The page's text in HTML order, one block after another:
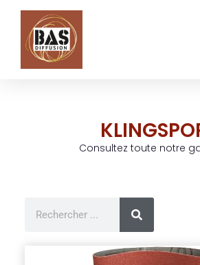
Consultez toute notre